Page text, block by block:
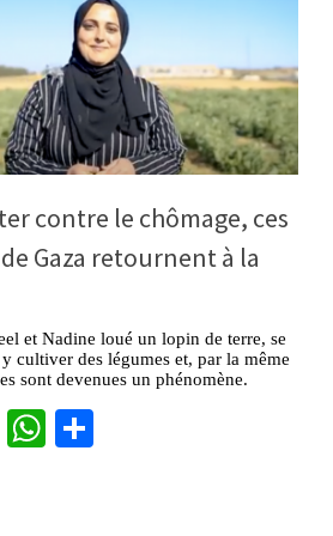
contre le chômage, ces
Gaza retournent à la
et Nadine loué un lopin de terre, se
cultiver des légumes et, par la même
sont devenues un phénomène.
WhatsApp